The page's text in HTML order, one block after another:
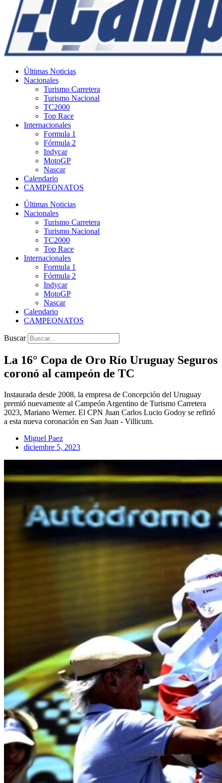
Últimas Noticias
Nacionales
Turismo Carretera
Turismo Nacional
TC2000
Top Race
Internacionales
Formula 1
Fórmula 2
Indycar
MotoGP
Nascar
Calendario
CAMPEONATOS
Últimas Noticias
Nacionales
Turismo Carretera
Turismo Nacional
TC2000
Top Race
Internacionales
Formula 1
Fórmula 2
Indycar
MotoGP
Nascar
Calendario
CAMPEONATOS
Buscar
La 16° Copa de Oro Río Uruguay Seguros
coronó al campeón de TC
Instaurada desde 2008, la empresa de Concepción del Uruguay
premió nuevamente al Campeón Argentino de Turismo Carretera
2023, Mariano Werner. El CPN Juan Carlos Lucio Godoy se refirió
a esta nueva coronación en San Juan - Villicum.
Miguel Paez
diciembre 5, 2023